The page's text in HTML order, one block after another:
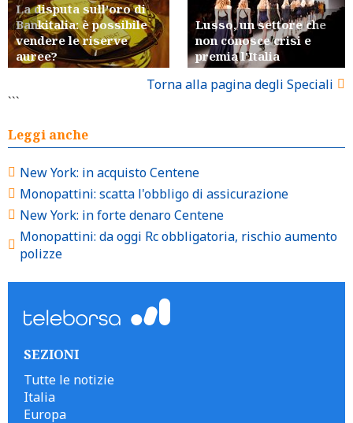
La disputa sull'oro di
Bankitalia: è possibile
vendere le riserve
auree?
Lusso, un settore che
non conosce crisi e
premia l'Italia
Torna alla pagina degli Speciali
```
Leggi anche
New York: in acquisto Centene
Monopattini: scatta l'obbligo di assicurazione
New York: in forte denaro Centene
Monopattini: da oggi Rc obbligatoria, rischio aumento
polizze
SEZIONI
Tutte le notizie
Italia
Europa